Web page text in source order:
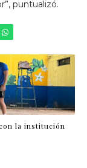
puntualizó.
la institución